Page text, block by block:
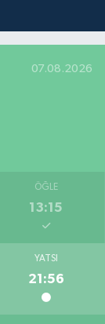
07.08.2026
ÖĞLE
13:15
YATSI
21:56